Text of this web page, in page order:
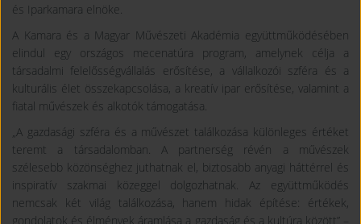
és Iparkamara elnöke.
A Kamara és a Magyar Művészeti Akadémia együttműködésében
elindul egy országos mecenatúra program, amelynek célja a
társadalmi felelősségvállalás erősítése, a vállalkozói szféra és a
kulturális élet összekapcsolása, a kreatív ipar erősítése, valamint a
fiatal művészek és alkotók támogatása.
„A gazdasági szféra és a művészet találkozása különleges értéket
teremt a társadalomban. A partnerség révén a művészek
szélesebb közönséghez juthatnak el, biztosabb anyagi háttérrel és
inspiratív szakmai közeggel dolgozhatnak. Az együttműködés
nemcsak két világ találkozása, hanem hidak építése: értékek,
gondolatok és élmények áramlása a gazdaság és a kultúra között” –